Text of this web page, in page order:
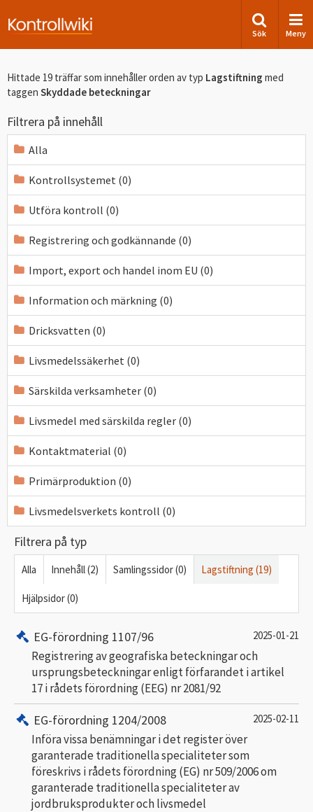
Sök Meny
Hittade 19 träffar som innehåller orden av typ Lagstiftning med
taggen Skyddade beteckningar
Filtrera på innehåll
Alla
Kontrollsystemet (0)
Utföra kontroll (0)
Registrering och godkännande (0)
Import, export och handel inom EU (0)
Information och märkning (0)
Dricksvatten (0)
Livsmedelssäkerhet (0)
Särskilda verksamheter (0)
Livsmedel med särskilda regler (0)
Kontaktmaterial (0)
Primärproduktion (0)
Livsmedelsverkets kontroll (0)
Filtrera på typ
Alla Innehåll (2) Samlingssidor (0) Lagstiftning (19)
Hjälpsidor (0)
EG-förordning 1107/96 2025-01-21
Registrering av geografiska beteckningar och
ursprungsbeteckningar enligt förfarandet i artikel
17 i rådets förordning (EEG) nr 2081/92
EG-förordning 1204/2008 2025-02-11
Införa vissa benämningar i det register över
garanterade traditionella specialiteter som
föreskrivs i rådets förordning (EG) nr 509/2006 om
garanterade traditionella specialiteter av
jordbruksprodukter och livsmedel